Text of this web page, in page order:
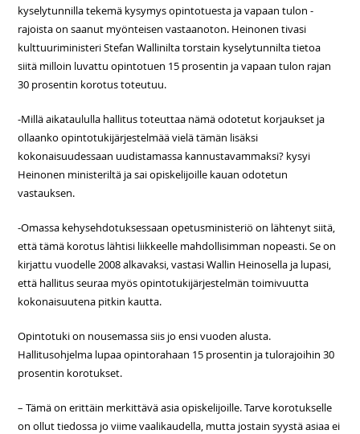
kyselytunnilla tekemä kysymys opintotuesta ja vapaan tulon -
rajoista on saanut myönteisen vastaanoton. Heinonen tivasi
kulttuuriministeri Stefan Wallinilta torstain kyselytunnilta tietoa
siitä milloin luvattu opintotuen 15 prosentin ja vapaan tulon rajan
30 prosentin korotus toteutuu.
-Millä aikataululla hallitus toteuttaa nämä odotetut korjaukset ja
ollaanko opintotukijärjestelmää vielä tämän lisäksi
kokonaisuudessaan uudistamassa kannustavammaksi? kysyi
Heinonen ministeriltä ja sai opiskelijoille kauan odotetun
vastauksen.
-Omassa kehysehdotuksessaan opetusministeriö on lähtenyt siitä,
että tämä korotus lähtisi liikkeelle mahdollisimman nopeasti. Se on
kirjattu vuodelle 2008 alkavaksi, vastasi Wallin Heinosella ja lupasi,
että hallitus seuraa myös opintotukijärjestelmän toimivuutta
kokonaisuutena pitkin kautta.
Opintotuki on nousemassa siis jo ensi vuoden alusta.
Hallitusohjelma lupaa opintorahaan 15 prosentin ja tulorajoihin 30
prosentin korotukset.
– Tämä on erittäin merkittävä asia opiskelijoille. Tarve korotukselle
on ollut tiedossa jo viime vaalikaudella, mutta jostain syystä asiaa ei